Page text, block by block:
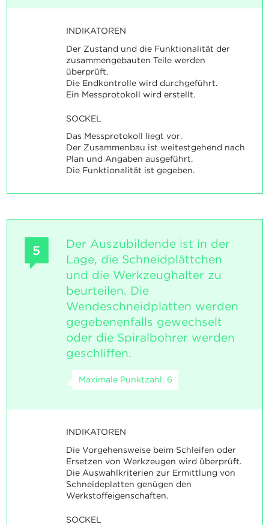
INDIKATOREN
Der Zustand und die Funktionalität der
zusammengebauten Teile werden
überprüft.
Die Endkontrolle wird durchgeführt.
Ein Messprotokoll wird erstellt.
SOCKEL
Das Messprotokoll liegt vor.
Der Zusammenbau ist weitestgehend nach
Plan und Angaben ausgeführt.
Die Funktionalität ist gegeben.
5
Der Auszubildende ist in der
Lage, die Schneidplättchen
und die Werkzeughalter zu
beurteilen. Die
Wendeschneidplatten werden
gegebenenfalls gewechselt
oder die Spiralbohrer werden
geschliffen.
Maximale Punktzahl: 6
INDIKATOREN
Die Vorgehensweise beim Schleifen oder
Ersetzen von Werkzeugen wird überprüft.
Die Auswahlkriterien zur Ermittlung von
Schneideplatten genügen den
Werkstoffeigenschaften.
SOCKEL